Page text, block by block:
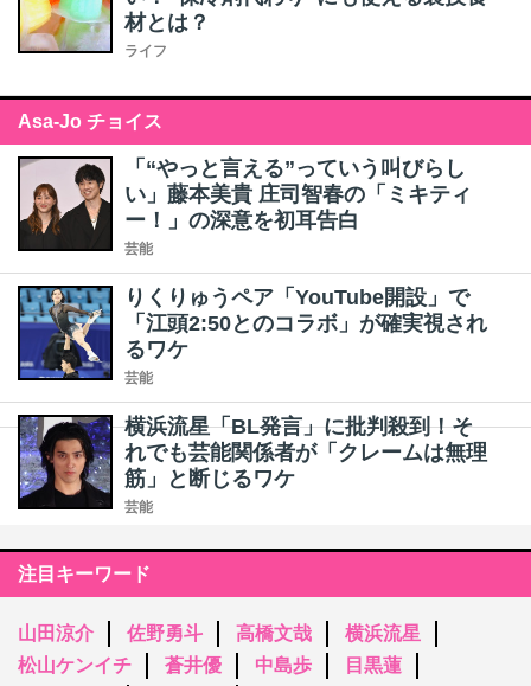
材とは？
ライフ
Asa-Jo チョイス
「“やっと言える”っていう叫びらし
い」藤本美貴 庄司智春の「ミキティ
ー！」の深意を初耳告白
芸能
りくりゅうペア「YouTube開設」で
「江頭2:50とのコラボ」が確実視され
るワケ
芸能
横浜流星「BL発言」に批判殺到！そ
れでも芸能関係者が「クレームは無理
筋」と断じるワケ
芸能
注目キーワード
山田涼介 佐野勇斗 高橋文哉
横浜流星
松山ケンイチ
蒼井優 中島歩
目黒蓮